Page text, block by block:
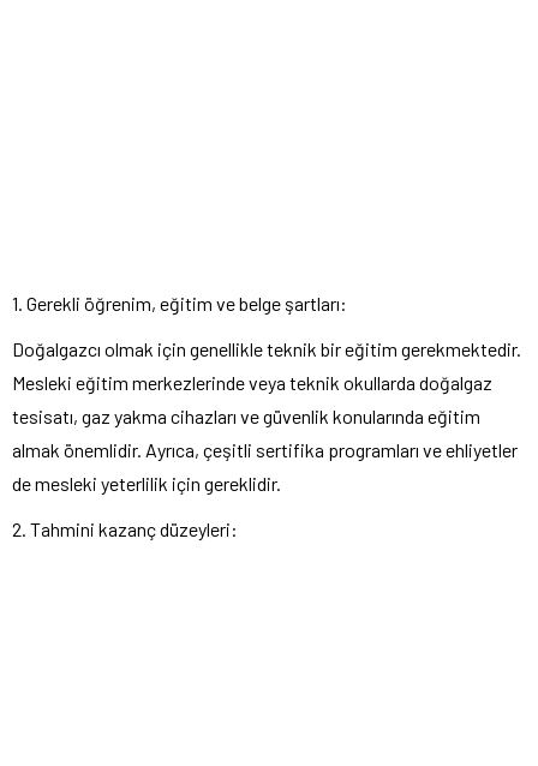
1. Gerekli öğrenim, eğitim ve belge şartları:
Doğalgazcı olmak için genellikle teknik bir eğitim gerekmektedir.
Mesleki eğitim merkezlerinde veya teknik okullarda doğalgaz
tesisatı, gaz yakma cihazları ve güvenlik konularında eğitim
almak önemlidir. Ayrıca, çeşitli sertifika programları ve ehliyetler
de mesleki yeterlilik için gereklidir.
2. Tahmini kazanç düzeyleri: